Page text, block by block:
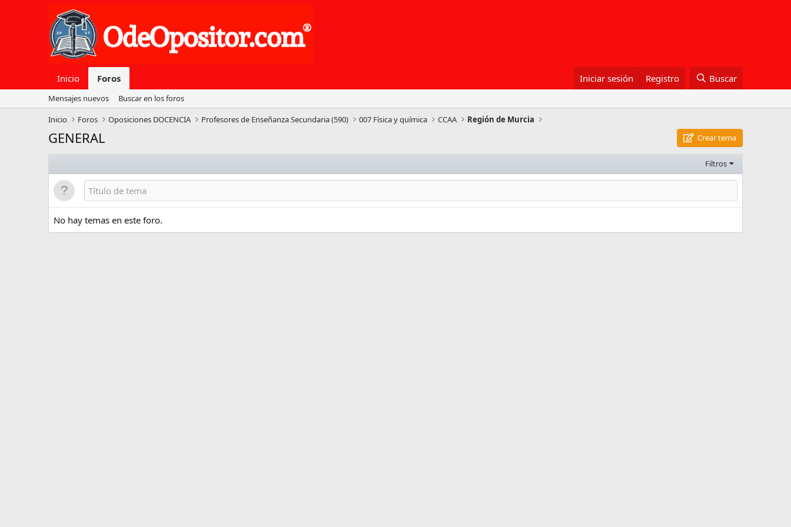
Inicio Foros Iniciar sesión Registro Buscar
Mensajes nuevos
Buscar en los foros
Inicio
Foros Oposiciones DOCENCIA Profesores de Enseñanza Secundaria (590) 007 Física y química CCAA Región de Murcia
GENERAL Crear tema
Filtros
No hay temas en este foro.